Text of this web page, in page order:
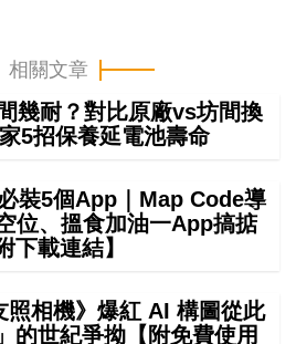
相關文章
幾耐？對比原廠vs坊間換
5招保養延電池壽命
裝5個App｜Map Code導
位、搵食加油一App搞掂
下載連結】
照相機》爆紅 AI 構圖從此
的世紀爭拗【附免費使用